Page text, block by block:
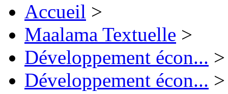
Accueil >
Maalama Textuelle >
Développement écon... >
Développement écon... >